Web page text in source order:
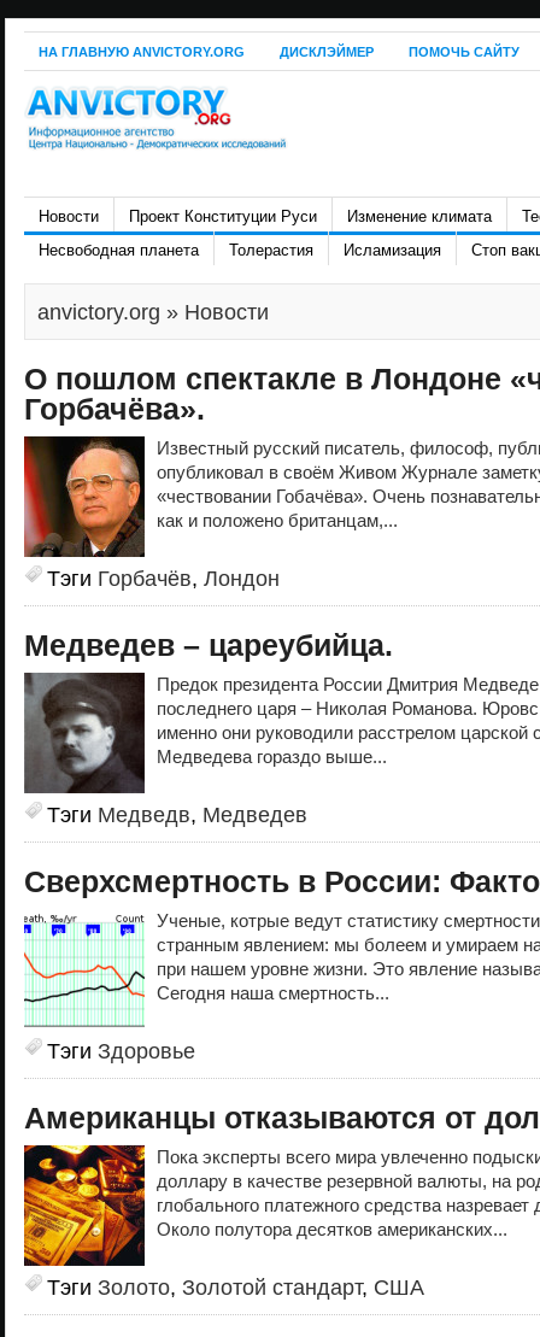
НА ГЛАВНУЮ ANVICTORY.ORG ДИСКЛЭЙМЕР ПОМОЧЬ САЙТУ
Новости Проект Конституции Руси Изменение климата
Несвободная планета
Толерастия Исламизация Стоп
anvictory.org » Новости
О пошлом спектакле в Лондоне
Горбачёва».
Известный русский писатель, философ,
опубликовал в своём Живом Журнале
«чествовании Гобачёва». Очень
как и положено британцам,...
Тэги Горбачёв, Лондон
Медведев – цареубийца.
Предок президента России Дмитрия
последнего царя – Николая Романова.
именно они руководили расстрелом царской
Медведева гораздо выше...
Тэги Медведв, Медведев
Сверхсмертность в России:
Ученые, котрые ведут статистику
странным явлением: мы болеем и умираем
при нашем уровне жизни. Это явление
Сегодня наша смертность...
Тэги Здоровье
Американцы отказываются от
Пока эксперты всего мира увлеченно
доллару в качестве резервной валюты, на
глобального платежного средства
Около полутора десятков американских...
Тэги Золото, Золотой стандарт, США